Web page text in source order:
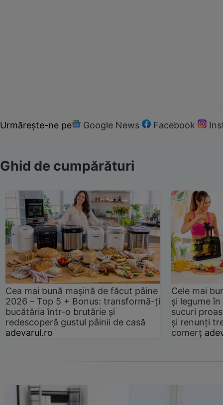
Urmărește-ne pe Google News Facebook
Ghid de cumpărături
Cea mai bună mașină de făcut pâine
2026 – Top 5 + Bonus: transformă-ți
bucătăria într-o brutărie și
redescoperă gustul pâinii de casă
adevarul.ro
Cele mai
și legume
sucuri
și renunți
comerț